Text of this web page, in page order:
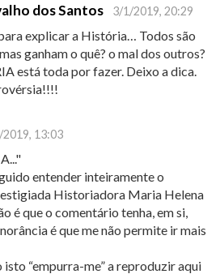
dos Santos 3/1/2019, 20:29
explicar a História… Todos são
ganham o quê? o mal dos outros?
está toda por fazer. Deixo a dica.
13:03
entender inteiramente o
Historiadora Maria Helena
é que o comentário tenha, em si,
é que me não permite ir mais
“empurra-me” a reproduzir aqui